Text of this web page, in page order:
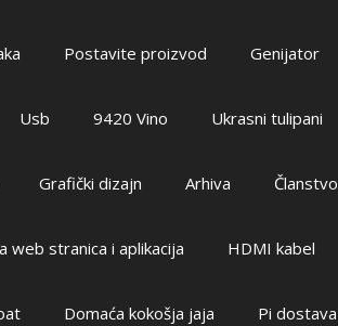
Postavite proizvod Genijator
Usb 9420 Vino Ukrasni tulipani
Grafički dizajn Arhiva Članstvo
web stranica i aplikacija HDMI kabel
Domaća kokošja jaja Pi dostava